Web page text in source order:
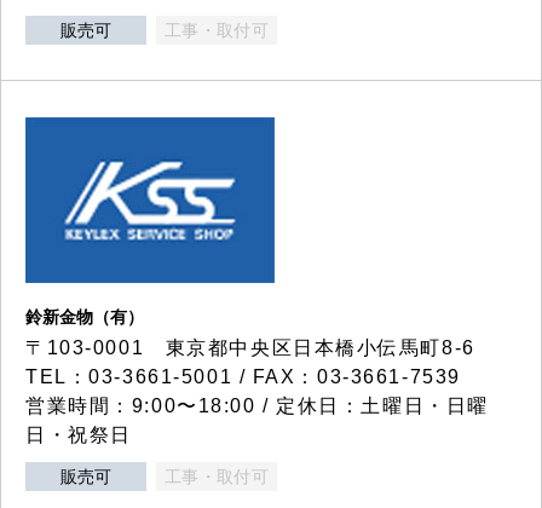
販売可 工事・取付可
鈴新金物（有）
〒103-0001 東京都中央区日本橋小伝馬町8-6
TEL：03-3661-5001 / FAX：03-3661-7539
営業時間：9:00〜18:00 / 定休日：土曜日・日曜
日・祝祭日
販売可 工事・取付可